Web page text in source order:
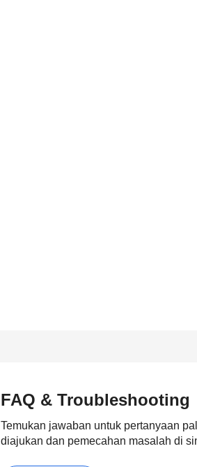
FAQ & Troubleshooting
Temukan jawaban untuk pertanyaan
diajukan dan pemecahan masalah di